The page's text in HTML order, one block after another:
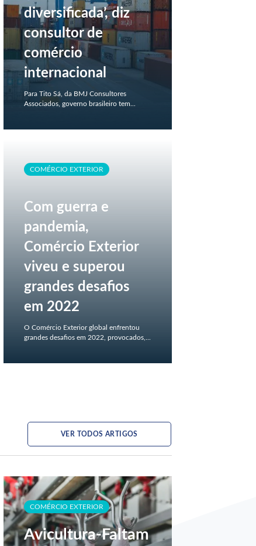
diversificada’, diz
consultor de
comércio
internacional
Para Tito Sá, da BMJ Consultores
Associados, governo brasileiro tem...
COMÉRCIO EXTERIOR
Com guerra e
pandemia,
Comércio Exterior
viveu e superou
grandes desafios
em 2022
O Comércio Exterior global enfrentou
grandes desafios em 2022, provocados,...
VER TODOS ARTIGOS
COMÉRCIO EXTERIOR
Avicultura-Faltam